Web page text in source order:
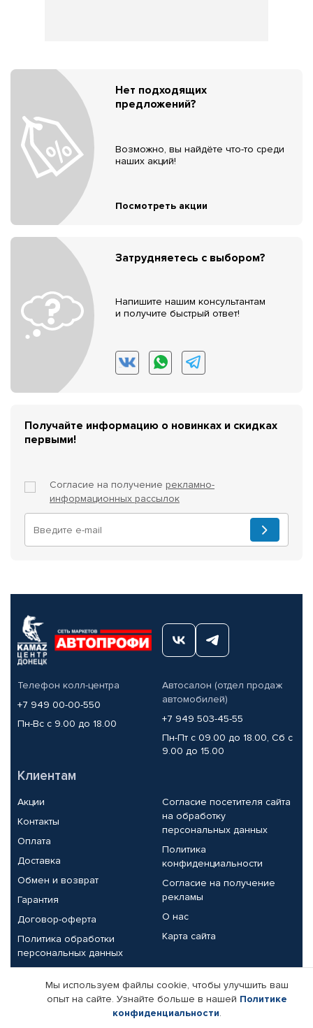
Нет подходящих
предложений?
Возможно, вы найдёте что-то среди
наших акций!
Посмотреть акции
Затрудняетесь с выбором?
Напишите нашим консультантам
и получите быстрый ответ!
Получайте информацию о новинках и скидках
первыми!
Согласие на получение рекламно-
информационных рассылок
Телефон колл-центра
+7 949 00-00-550
Пн-Вс с 9.00 до 18.00
Автосалон (отдел продаж
автомобилей)
+7 949 503-45-55
Пн-Пт с 09.00 до 18.00, Сб с
9.00 до 15.00
Клиентам
Акции
Контакты
Оплата
Доставка
Обмен и возврат
Гарантия
Договор-оферта
Политика обработки
персональных данных
Согласие посетителя сайта
на обработку
персональных данных
Политика
конфиденциальности
Согласие на получение
рекламы
О нас
Карта сайта
Партнерам
Корпоративным клиентам
Реквизиты компании
Мы используем файлы cookie, чтобы улучшить ваш
опыт на сайте. Узнайте больше в нашей Политике
конфиденциальности.